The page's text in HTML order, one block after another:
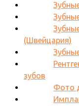
(Швейцария)
зубов
Фото